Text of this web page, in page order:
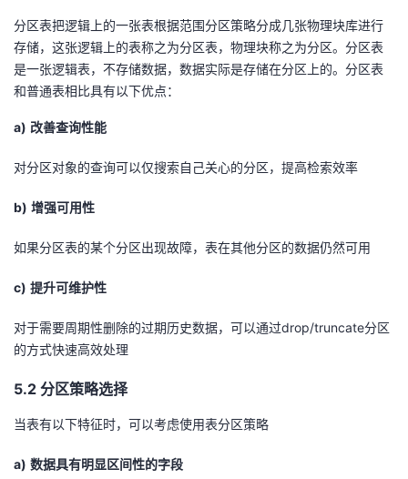
分区表把逻辑上的一张表根据范围分区策略分成几张物理块库进行
存储，这张逻辑上的表称之为分区表，物理块称之为分区。分区表
是一张逻辑表，不存储数据，数据实际是存储在分区上的。分区表
和普通表相比具有以下优点：
a) 改善查询性能
对分区对象的查询可以仅搜索自己关心的分区，提高检索效率
b) 增强可用性
如果分区表的某个分区出现故障，表在其他分区的数据仍然可用
c) 提升可维护性
对于需要周期性删除的过期历史数据，可以通过drop/truncate分区
的方式快速高效处理
5.2 分区策略选择
当表有以下特征时，可以考虑使用表分区策略
a) 数据具有明显区间性的字段